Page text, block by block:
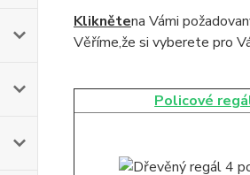
Kliknětena Vámi
Věříme,že si vyberete pro
Policové